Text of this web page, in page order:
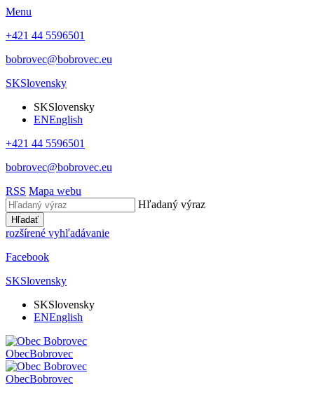
Menu
+421 44 5596501
bobrovec@bobrovec.eu
SKSlovensky
SKSlovensky
ENEnglish
+421 44 5596501
bobrovec@bobrovec.eu
RSS Mapa webu
Hľadaný výraz
Hľadať
rozšírené vyhľadávanie
Facebook
SKSlovensky
SKSlovensky
ENEnglish
ObecBobrovec
ObecBobrovec